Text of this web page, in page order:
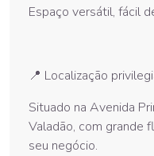
Espaço versátil, fácil
📍 Localização
Situado na Avenida
Valadão, com grande
seu negócio.